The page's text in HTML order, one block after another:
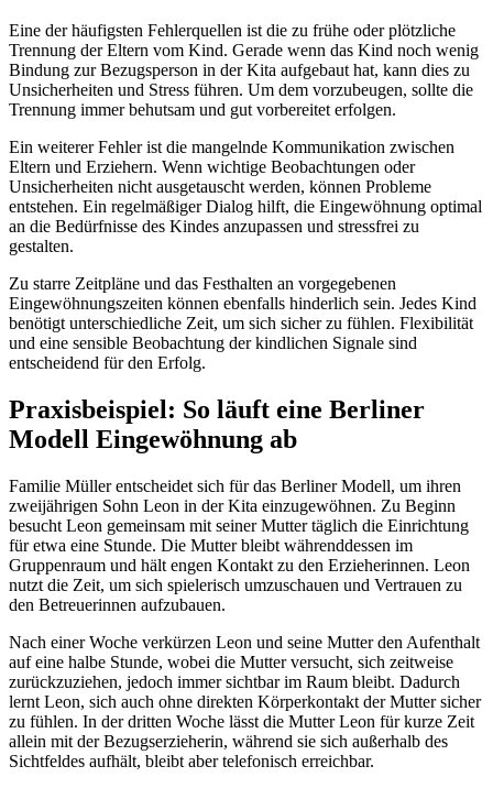
Eine der häufigsten Fehlerquellen ist die zu frühe oder plötzliche
Trennung der Eltern vom Kind. Gerade wenn das Kind noch wenig
Bindung zur Bezugsperson in der Kita aufgebaut hat, kann dies zu
Unsicherheiten und Stress führen. Um dem vorzubeugen, sollte die
Trennung immer behutsam und gut vorbereitet erfolgen.
Ein weiterer Fehler ist die mangelnde Kommunikation zwischen
Eltern und Erziehern. Wenn wichtige Beobachtungen oder
Unsicherheiten nicht ausgetauscht werden, können Probleme
entstehen. Ein regelmäßiger Dialog hilft, die Eingewöhnung optimal
an die Bedürfnisse des Kindes anzupassen und stressfrei zu
gestalten.
Zu starre Zeitpläne und das Festhalten an vorgegebenen
Eingewöhnungszeiten können ebenfalls hinderlich sein. Jedes Kind
benötigt unterschiedliche Zeit, um sich sicher zu fühlen. Flexibilität
und eine sensible Beobachtung der kindlichen Signale sind
entscheidend für den Erfolg.
Praxisbeispiel: So läuft eine Berliner
Modell Eingewöhnung ab
Familie Müller entscheidet sich für das Berliner Modell, um ihren
zweijährigen Sohn Leon in der Kita einzugewöhnen. Zu Beginn
besucht Leon gemeinsam mit seiner Mutter täglich die Einrichtung
für etwa eine Stunde. Die Mutter bleibt währenddessen im
Gruppenraum und hält engen Kontakt zu den Erzieherinnen. Leon
nutzt die Zeit, um sich spielerisch umzuschauen und Vertrauen zu
den Betreuerinnen aufzubauen.
Nach einer Woche verkürzen Leon und seine Mutter den Aufenthalt
auf eine halbe Stunde, wobei die Mutter versucht, sich zeitweise
zurückzuziehen, jedoch immer sichtbar im Raum bleibt. Dadurch
lernt Leon, sich auch ohne direkten Körperkontakt der Mutter sicher
zu fühlen. In der dritten Woche lässt die Mutter Leon für kurze Zeit
allein mit der Bezugserzieherin, während sie sich außerhalb des
Sichtfeldes aufhält, bleibt aber telefonisch erreichbar.